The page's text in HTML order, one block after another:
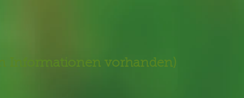
Informationen vorhanden)